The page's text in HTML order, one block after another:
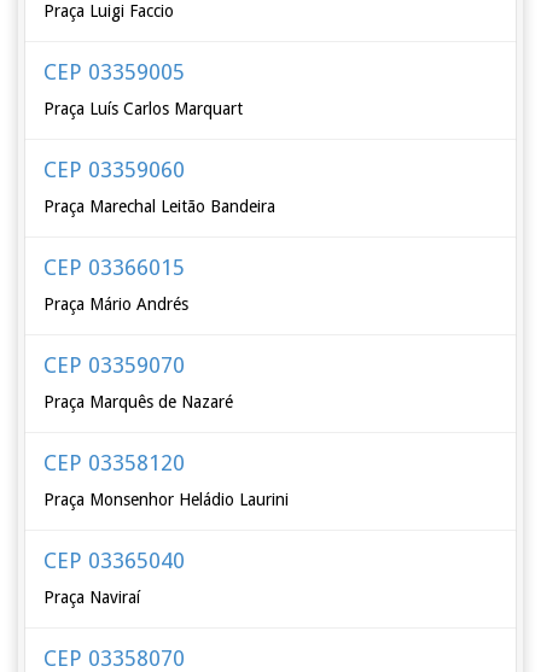
Praça Luigi Faccio
CEP 03359005
Praça Luís Carlos Marquart
CEP 03359060
Praça Marechal Leitão Bandeira
CEP 03366015
Praça Mário Andrés
CEP 03359070
Praça Marquês de Nazaré
CEP 03358120
Praça Monsenhor Heládio Laurini
CEP 03365040
Praça Naviraí
CEP 03358070